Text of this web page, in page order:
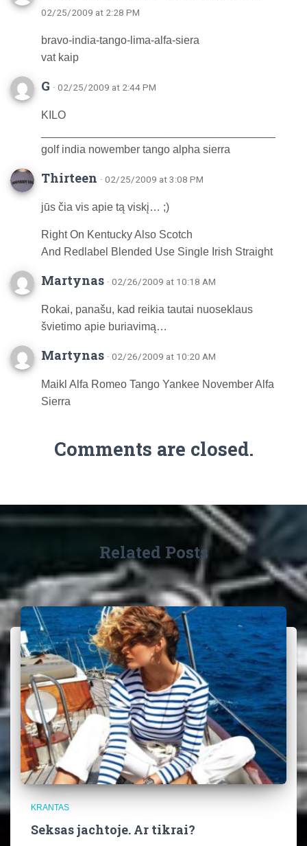
02/25/2009 at 2:28 PM
bravo-india-tango-lima-alfa-siera
vat kaip
G · 02/25/2009 at 2:44 PM
KILO
golf india nowember tango alpha sierra
Thirteen · 02/25/2009 at 3:08 PM
jūs čia vis apie tą viskį… ;)
Right On Kentucky Also Scotch
And Redlabel Blended Use Single Irish Straight
Martynas · 02/26/2009 at 10:18 AM
Rokai, panašu, kad reikia tautai nuoseklaus
švietimo apie buriavimą…
Martynas · 02/26/2009 at 10:20 AM
Maikl Alfa Romeo Tango Yankee November Alfa
Sierra
Comments are closed.
Related Posts
KRANTAS
Seksas jachtoje. Ar tikrai?